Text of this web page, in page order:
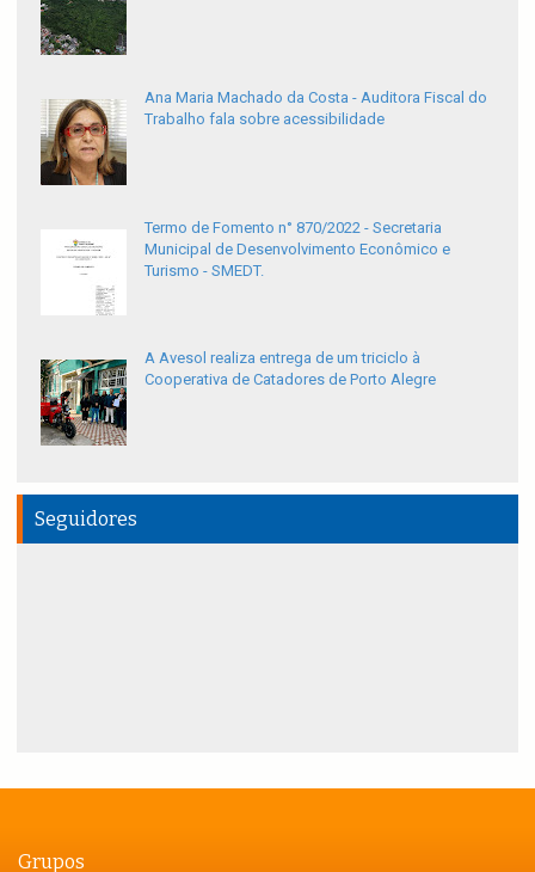
Ana Maria Machado da Costa - Auditora Fiscal do
Trabalho fala sobre acessibilidade
Termo de Fomento n° 870/2022 - Secretaria
Municipal de Desenvolvimento Econômico e
Turismo - SMEDT.
A Avesol realiza entrega de um triciclo à
Cooperativa de Catadores de Porto Alegre
Seguidores
Grupos